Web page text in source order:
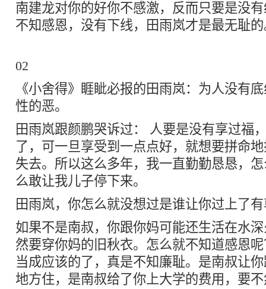
南建龙对你的好你不感激，反而只要是没
不知感恩，没有下线，田雨岚才是最无耻
02
《小舍得》睚眦必报的田雨岚：为人没有
性的恶。
田雨岚跟颜鹏哭诉过： 人要是没有享过福
了，可一旦享受到一点点好，就想要拼命
失去。所以这么多年，我一直勤勤恳恳，
么敢让我儿子停下来。
田雨岚，你怎么就没想过是谁让你过上了
如果不是南叔，你跟你妈可能还生活在水
然要穿你妈的旧秋衣。怎么就不知道感恩
当成应该的了，真是不知廉耻。是南叔让
地方住，是南叔给了你上大学的费用，要